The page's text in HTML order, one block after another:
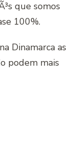
que somos
100%.
Dinamarca as
podem mais